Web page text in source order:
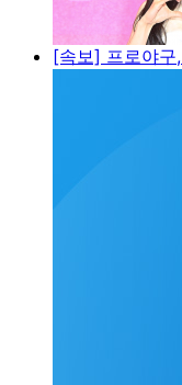
[속보] 프로야구